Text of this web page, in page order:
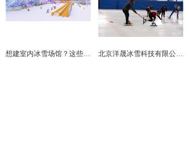
北京洋晟冰雪科技有限公司扎根首都北京，是国内领先的室内冰雪场馆建设一站式服务商。